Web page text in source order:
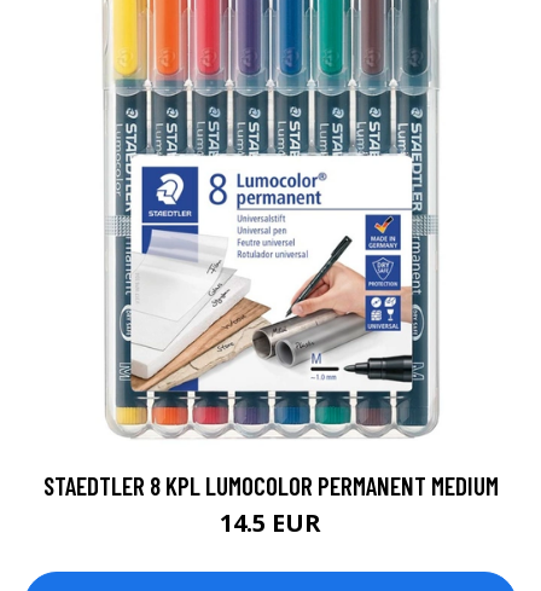
STAEDTLER 8 KPL LUMOCOLOR PERMANENT MEDIUM
14.5 EUR